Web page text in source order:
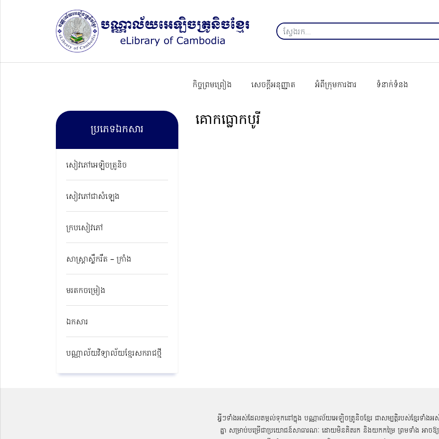
កិច្ចព្រមព្រៀង សេចក្ដីអនុញ្ញាត អំពីក្រុមការងារ ទំនាក់ទំនង
ប្រភេទឯកសារ
សៀវភៅអេឡិចត្រូនិច
សៀវភៅជាសំឡេង
ក្របសៀវភៅ
សាស្ត្រាស្លឹករឹត – ក្រាំង
មរតកចម្រៀង
ឯកសារ
បណ្ណាល័យវិទ្យាល័យខ្មែរសករាជថ្មី​
គោកធ្លោកបូរី
អ្វីៗទាំងអស់ដែលតម្កល់ទុកនៅក្នុង បណ្ណាល័យអេឡិចត្រូនិចខ្មែរ ជាសម្បតិ្តរបស់ខ្មែរទាំងអ
គ្នា សម្រាប់បម្រើជាប្រយោជន៍សាធារណៈ ដោយមិនគិតរក និងយកកម្រៃ ព្រមទាំង អាចឱ្យ